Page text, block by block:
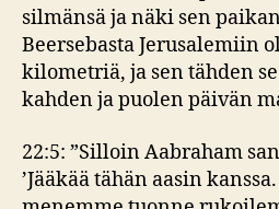
silmänsä ja näki sen
Beersebasta Jerusalemiin
kilometriä, ja sen tähden
kahden ja puolen päivän
22:5: ”Silloin Aabraham
’Jääkää tähän aasin